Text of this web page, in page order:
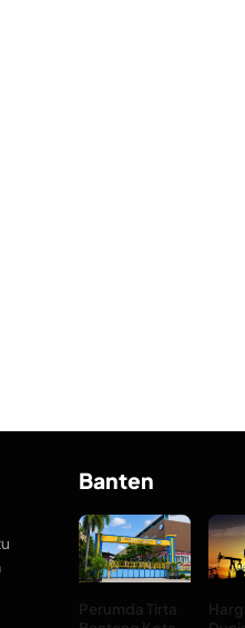
Banten
Perumda Tirta